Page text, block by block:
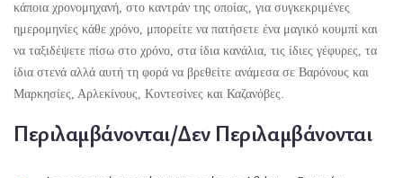
κάποια χρονομηχανή, στο καντράν της οποίας, για συγκεκριμένες
ημερομηνίες κάθε χρόνο, μπορείτε να πατήσετε ένα μαγικό κουμπί και
να ταξιδέψετε πίσω στο χρόνο, στα ίδια κανάλια, τις ίδιες γέφυρες, τα
ίδια στενά αλλά αυτή τη φορά να βρεθείτε ανάμεσα σε Βαρόνους και
Μαρκησίες, Αρλεκίνους, Κοντεσίνες και Καζανόβες.
Περιλαμβάνονται/Δεν Περιλαμβάνονται